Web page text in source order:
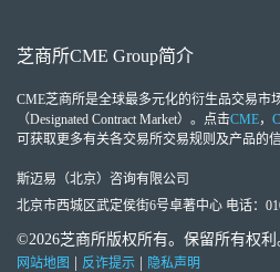
芝商所CME Group简介
CME芝商所是全球最多元化的衍生品交易市
（Designated Contract Market）。点击CME，
可获取更多有关各交易所交易规则及产品的信
斯迈易（北京）咨询有限公司
北京市西城区武定侯街6号卓著中心 电话：
©2026芝商所版权所有。保留所有权利
网站地图 反诈提示 隐私声明